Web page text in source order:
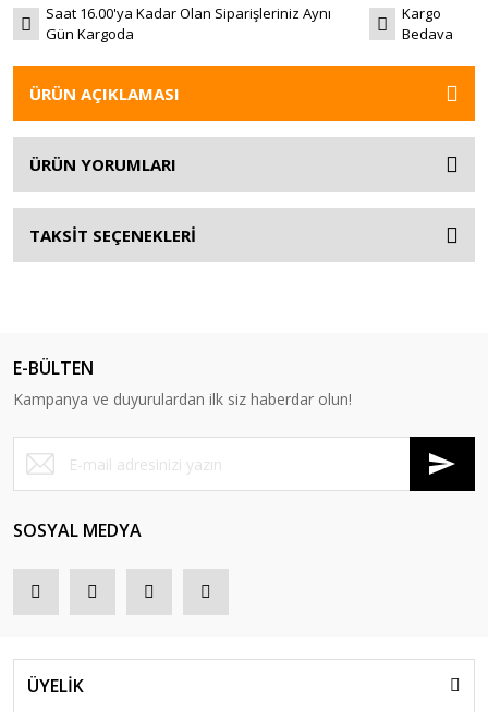
Saat 16.00'ya Kadar Olan Siparişleriniz Aynı
Gün Kargoda
Kargo
Bedava
ÜRÜN AÇIKLAMASI
ÜRÜN YORUMLARI
TAKSİT SEÇENEKLERİ
E-BÜLTEN
Kampanya ve duyurulardan ilk siz haberdar olun!
SOSYAL MEDYA
ÜYELİK